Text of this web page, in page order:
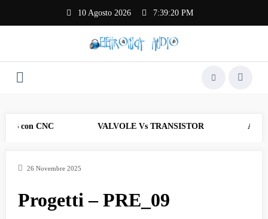
contenuto
10 Agosto 2026 7:39:20 PM
con CNC VALVOLE Vs TRANSISTOR AF_17
26 Novembre 2025
Progetti – PRE_09